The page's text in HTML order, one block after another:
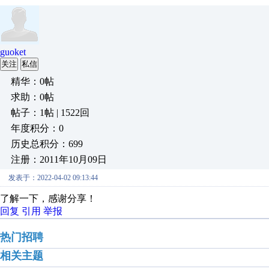
guoket
关注 私信
精华：0帖
求助：0帖
帖子：1帖 | 1522回
年度积分：0
历史总积分：699
注册：2011年10月09日
发表于：2022-04-02 09:13:44
了解一下，感谢分享！
回复 引用 举报
热门招聘
相关主题